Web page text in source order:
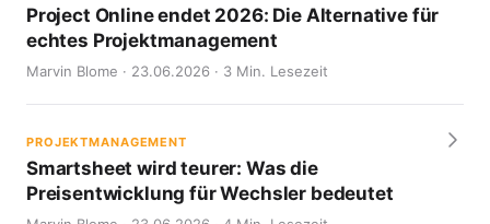
Project Online endet 2026: Die Alternative für
echtes Projektmanagement
Marvin Blome · 23.06.2026 · 3 Min. Lesezeit
PROJEKTMANAGEMENT
Smartsheet wird teurer: Was die
Preisentwicklung für Wechsler bedeutet